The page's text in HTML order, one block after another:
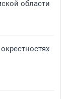
области